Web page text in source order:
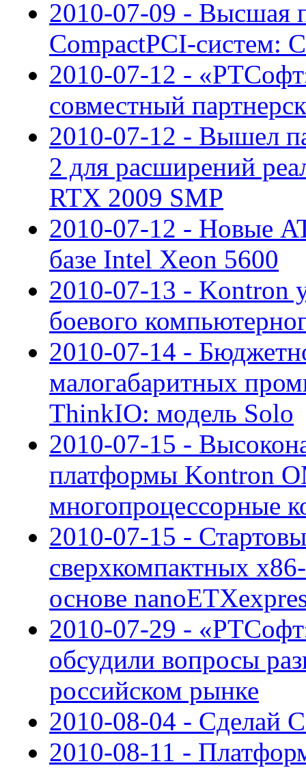
2010-07-09 - Высшая
CompactPCI-систем:
2010-07-12 -
совместный
2010-07-12 - Вышел
2 для расширений
RTX 2009 SMP
2010-07-12 - Новые
базе Intel Xeon 5600
2010-07-13 - Kontron
боевого
2010-07-14 -
малогабаритных
ThinkIO: модель Solo
2010-07-15 -
платформы Kontron
многопроцессорные
2010-07-15 -
сверхкомпактных
основе
2010-07-29 -
обсудили вопросы
российском рынке
2010-08-04 - Сделай
2010-08-11 -